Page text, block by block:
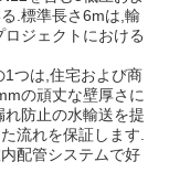
.標準長さ6mは,輸
ジェクトにおける
1つは,住宅および商
の頑丈な壁厚さに
防止の水輸送を提
流れを保証します.
配管システムで好